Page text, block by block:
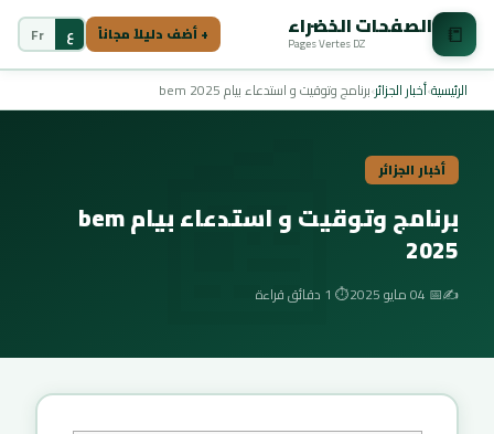
📒 الصفحات الخضراء
Pages Vertes DZ + أضف دليلاً مجاناً ع Fr
الرئيسية›أخبار الجزائر›برنامج وتوقيت و استدعاء بيام bem 2025
📰 أخبار الجزائر
برنامج وتوقيت و استدعاء بيام bem
2025
✍️📅 04 مايو 2025 ⏱️ 1 دقائق قراءة